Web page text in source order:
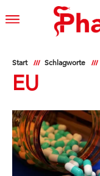
Start Schlagworte
EU